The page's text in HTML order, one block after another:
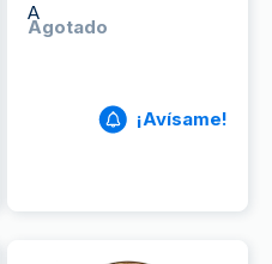
A
Agotado
¡Avísame!